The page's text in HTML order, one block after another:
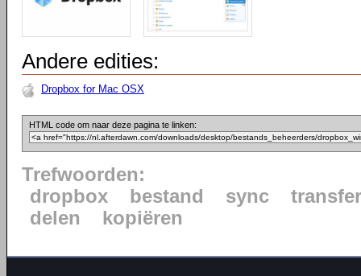
Andere edities:
Dropbox for Mac OSX
HTML code om naar deze pagina te linken:
Trefwoorden:
dropbox
bestand sync
transfer
delen
kopiëren